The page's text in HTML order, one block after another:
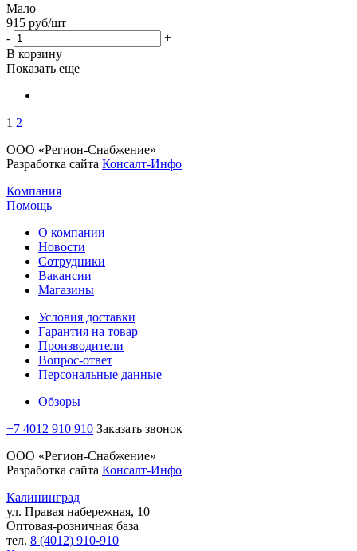
Мало
915 руб/шт
-
+
В корзину
Показать еще
1 2
ООО «Регион-Снабжение»
Разработка сайта Консалт-Инфо
Компания
Помощь
О компании
Новости
Сотрудники
Вакансии
Магазины
Условия доставки
Гарантия на товар
Производители
Вопрос-ответ
Персональные данные
Обзоры
+7 4012 910 910 Заказать звонок
ООО «Регион-Снабжение»
Разработка сайта Консалт-Инфо
Калининград
ул. Правая набережная, 10
Оптовая-розничная база
тел. 8 (4012) 910-910